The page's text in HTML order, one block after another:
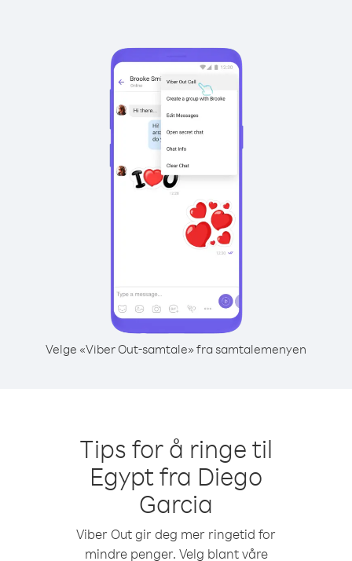
Velge «Viber Out-samtale» fra samtalemenyen
Tips for å ringe til
Egypt fra Diego
Garcia
Viber Out gir deg mer ringetid for
mindre penger. Velg blant våre